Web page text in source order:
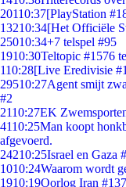
20110:37[PlayStation
13210:34[Het Officiële
25010:34+7 telspel #95
1910:30Teltopic #1576
110:28[Live Eredivisie
29510:27Agent smijt
#2
2110:27EK
4110:25Man koopt
afgevoerd.
24210:25Israel en Gaza
1010:24Waarom wordt
1910:19Oorlog Iran